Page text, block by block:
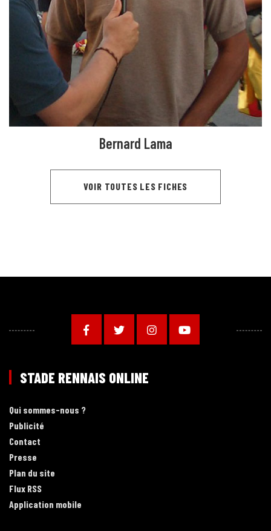
Bernard Lama
VOIR TOUTES LES FICHES
STADE RENNAIS ONLINE
Qui sommes-nous ?
Publicité
Contact
Presse
Plan du site
Flux RSS
Application mobile